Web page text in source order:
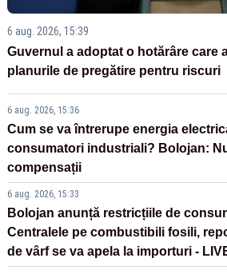
6 aug. 2026, 15:39
Guvernul a adoptat o hotărâre care
planurile de pregătire pentru riscuri
6 aug. 2026, 15:36
Cum se va întrerupe energia
consumatori industriali? Bolojan:
compensații
6 aug. 2026, 15:33
Bolojan anunță restricțiile de
Centralele pe combustibili fosili,
de vârf se va apela la importuri -